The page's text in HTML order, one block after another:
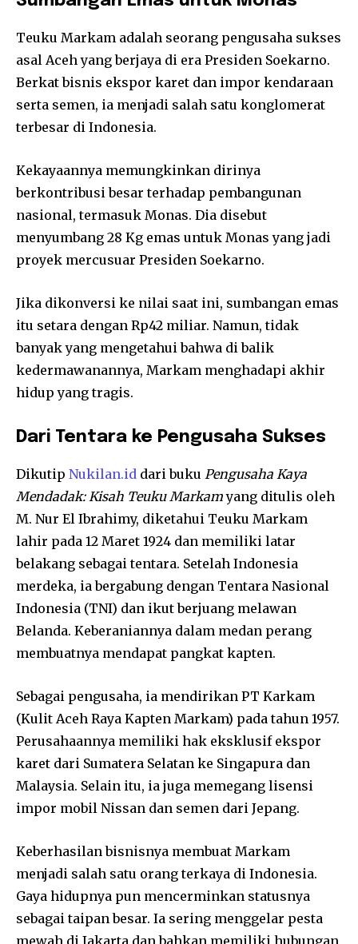
Teuku Markam adalah seorang pengusaha sukses
asal Aceh yang berjaya di era Presiden Soekarno.
Berkat bisnis ekspor karet dan impor kendaraan
serta semen, ia menjadi salah satu konglomerat
terbesar di Indonesia.
Kekayaannya memungkinkan dirinya
berkontribusi besar terhadap pembangunan
nasional, termasuk Monas. Dia disebut
menyumbang 28 Kg emas untuk Monas yang jadi
proyek mercusuar Presiden Soekarno.
Jika dikonversi ke nilai saat ini, sumbangan emas
itu setara dengan Rp42 miliar. Namun, tidak
banyak yang mengetahui bahwa di balik
kedermawanannya, Markam menghadapi akhir
hidup yang tragis.
Dari Tentara ke Pengusaha Sukses
Dikutip Nukilan.id dari buku Pengusaha Kaya
Mendadak: Kisah Teuku Markamyang ditulis oleh
M. Nur El Ibrahimy, diketahui Teuku Markam
lahir pada 12 Maret 1924 dan memiliki latar
belakang sebagai tentara. Setelah Indonesia
merdeka, ia bergabung dengan Tentara Nasional
Indonesia (TNI) dan ikut berjuang melawan
Belanda. Keberaniannya dalam medan perang
membuatnya mendapat pangkat kapten.
Sebagai pengusaha, ia mendirikan PT Karkam
(Kulit Aceh Raya Kapten Markam) pada tahun 1957.
Perusahaannya memiliki hak eksklusif ekspor
karet dari Sumatera Selatan ke Singapura dan
Malaysia. Selain itu, ia juga memegang lisensi
impor mobil Nissan dan semen dari Jepang.
Keberhasilan bisnisnya membuat Markam
menjadi salah satu orang terkaya di Indonesia.
Gaya hidupnya pun mencerminkan statusnya
sebagai taipan besar. Ia sering menggelar pesta
mewah di Jakarta dan bahkan memiliki hubungan